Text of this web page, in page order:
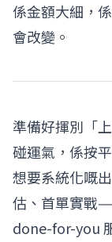
係金額大細，
會改變。
準備好揮別「
碰運氣，係按
想要系統化嘅
估、首單實戰
done-for-you